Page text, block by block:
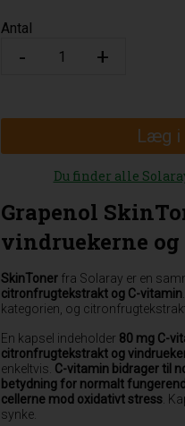
Antal
Læg i
Du finder alle
Grapenol
vindruekerne
SkinToner fra Solaray er en
citronfrugtekstrakt og C-vitamin
kategorien, og
En kapsel indeholder 80 mg C-
citronfrugtekstrakt og
enkeltvis. C-vitamin bidrager til
betydning for normalt
cellerne mod oxidativt stress.
synke.